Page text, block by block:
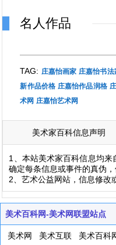
名人作品
TAG: 庄嘉怡画家 庄嘉怡书法
新作品价格 庄嘉怡作品润格
术网 庄嘉怡艺术网
美术家百科信息声明
1、本站美术家百科信息均
确定每条信息或事件的真伪，
2、艺术公益网站，信息修改
美术百科网-美术网联盟站点
美术网 美术互联 美术百科